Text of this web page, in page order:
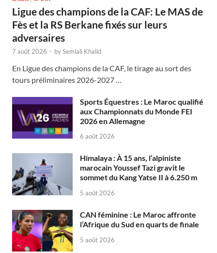
Ligue des champions de la CAF: Le MAS de
Fès et la RS Berkane fixés sur leurs
adversaires
7 août 2026 - bySemlali Khalid
En Ligue des champions de la CAF, le tirage au sort des
tours préliminaires 2026-2027 …
Sports Équestres : Le Maroc qualifié
aux Championnats du Monde FEI
2026 en Allemagne
6 août 2026
Himalaya : À 15 ans, l’alpiniste
marocain Youssef Tazi gravit le
sommet du Kang Yatse II à 6.250 m
5 août 2026
CAN féminine : Le Maroc affronte
l’Afrique du Sud en quarts de finale
5 août 2026